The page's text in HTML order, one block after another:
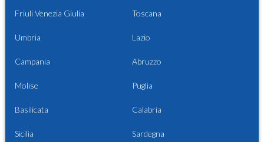
Friuli Venezia Giulia Toscana
Umbria Lazio
Campania Abruzzo
Molise Puglia
Basilicata Calabria
Sicilia Sardegna